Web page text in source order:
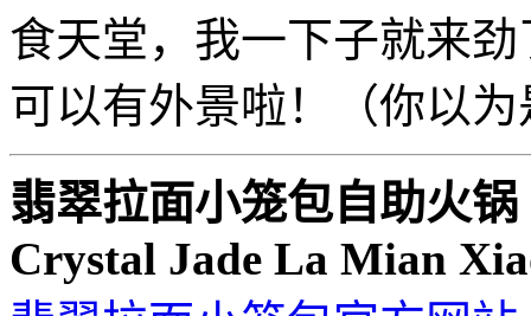
食天堂，我一下子就来
可以有外景啦！（你以
翡翠拉面小笼包自助火锅
Crystal Jade La Mian